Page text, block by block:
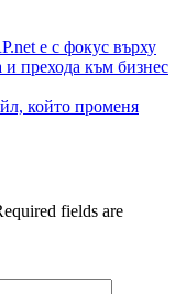
е с фокус върху
и прехода към бизнес
който променя
fields are